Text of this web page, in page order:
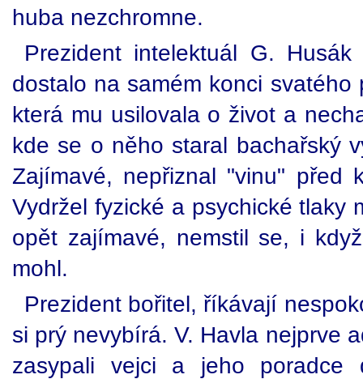
huba nezchromne.
Prezident intelektuál G.
dostalo na samém konci
která mu usilovala o život a
kde se o něho staral bachařský
Zajímavé, nepřiznal "vinu" před
Vydržel fyzické a psychické tlaky
opět zajímavé, nemstil se, i
mohl.
Prezident bořitel, říkávají
si prý nevybírá. V. Havla nejprve
zasypali vejci a jeho poradce